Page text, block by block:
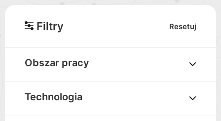
Filtry Resetuj
Obszar pracy
Technologia